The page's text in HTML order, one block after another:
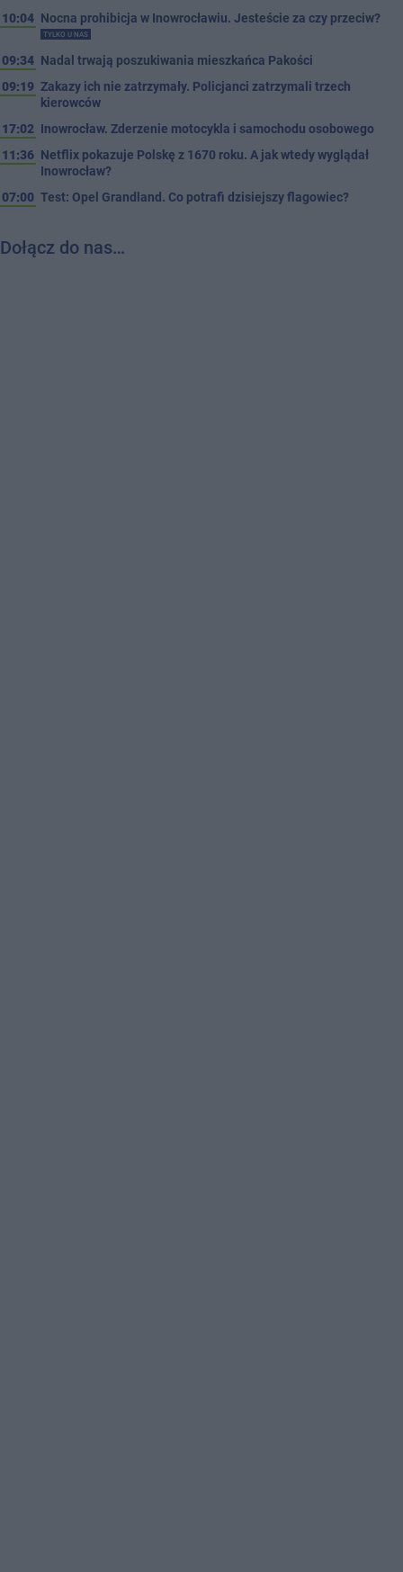
10:04 Nocna prohibicja w Inowrocławiu. Jesteście za czy przeciw?
TYLKO U NAS
09:34 Nadal trwają poszukiwania mieszkańca Pakości
09:19 Zakazy ich nie zatrzymały. Policjanci zatrzymali trzech
kierowców
17:02 Inowrocław. Zderzenie motocykla i samochodu osobowego
11:36 Netflix pokazuje Polskę z 1670 roku. A jak wtedy wyglądał
Inowrocław?
07:00 Test: Opel Grandland. Co potrafi dzisiejszy flagowiec?
Dołącz do nas…